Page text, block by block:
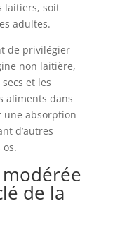
laitiers, soit
adultes.
de privilégier
non laitière,
et les
aliments dans
une absorption
d’autres
de la